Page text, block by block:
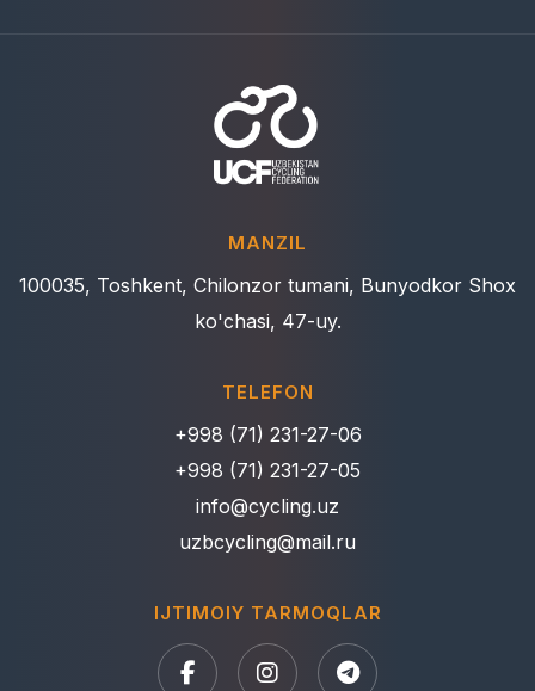
MANZIL
100035, Toshkent, Chilonzor tumani, Bunyodkor Shox
ko'chasi, 47-uy.
TELEFON
+998 (71) 231-27-06
+998 (71) 231-27-05
info@cycling.uz
uzbcycling@mail.ru
IJTIMOIY TARMOQLAR